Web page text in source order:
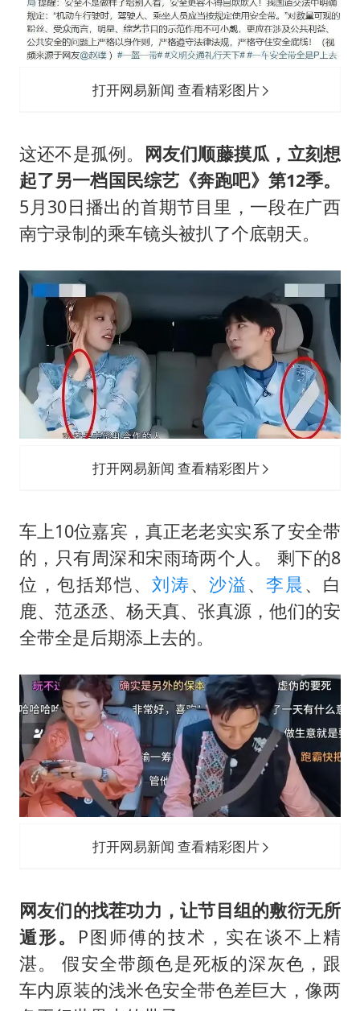
打开网易新闻 查看精彩图片
这还不是孤例。 网友们顺藤摸瓜，立刻想
起了另一档国民综艺《奔跑吧》第12季。
5月30日播出的首期节目里，一段在广西
南宁录制的乘车镜头被扒了个底朝天。
打开网易新闻 查看精彩图片
车上10位嘉宾，真正老老实实系了安全带
的，只有周深和宋雨琦两个人。 剩下的8
位，包括郑恺、刘涛、沙溢、李晨 、白
鹿、范丞丞、杨天真、张真源，他们的安
全带全是后期添上去的。
打开网易新闻 查看精彩图片
网友们的找茬功力，让节目组的敷衍无所
遁形。 P图师傅的技术，实在谈不上精
湛。 假安全带颜色是死板的深灰色，跟
车内原装的浅米色安全带色差巨大，像两